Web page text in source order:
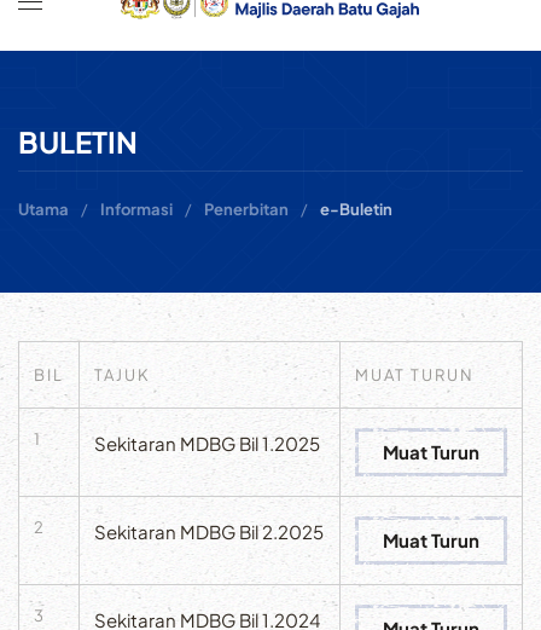
BULETIN
Utama Informasi Penerbitan e-Buletin
BIL TAJUK MUAT TURUN
1 Sekitaran MDBG Bil 1.2025 Muat Turun
2 Sekitaran MDBG Bil 2.2025 Muat Turun
3 Sekitaran MDBG Bil 1.2024